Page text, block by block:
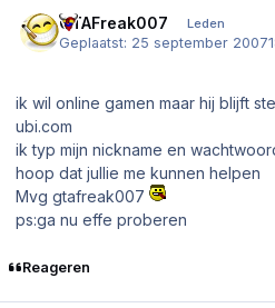
GTAFreak007 Leden
Geplaatst: 25 september 2007
ik wil online gamen maar hij blijft
ubi.com
ik typ mijn nickname en
hoop dat jullie me kunnen helpen
Mvg gtafreak007
ps:ga nu effe proberen
Reageren